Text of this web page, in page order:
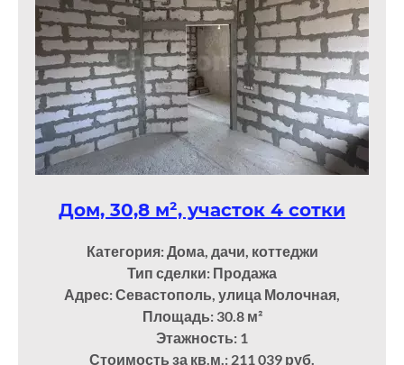
Дом, 30,8 м², участок 4 сотки
Категория: Дома, дачи, коттеджи
Тип сделки: Продажа
Адрес: Севастополь, улица Молочная,
Площадь: 30.8м²
Этажность: 1
Стоимость за кв.м.: 211 039 руб.